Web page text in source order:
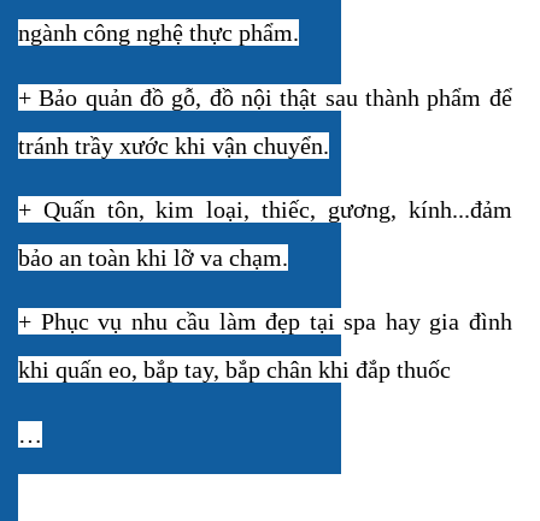
ngành công nghệ thực phẩm.
+ Bảo quản đồ gỗ, đồ nội thật sau thành phẩm để
tránh trầy xước khi vận chuyển.
+ Quấn tôn, kim loại, thiếc, gương, kính...đảm
bảo an toàn khi lỡ va chạm.
+ Phục vụ nhu cầu làm đẹp tại spa hay gia đình
khi quấn eo, bắp tay, bắp chân khi đắp thuốc
…